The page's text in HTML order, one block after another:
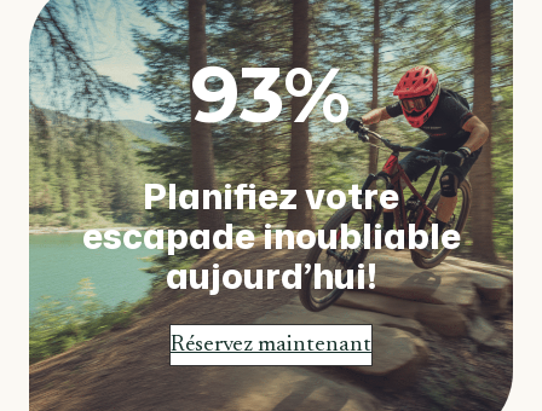
93%
Planifiez votre
escapade inoubliable
aujourd’hui!
Réservez maintenant